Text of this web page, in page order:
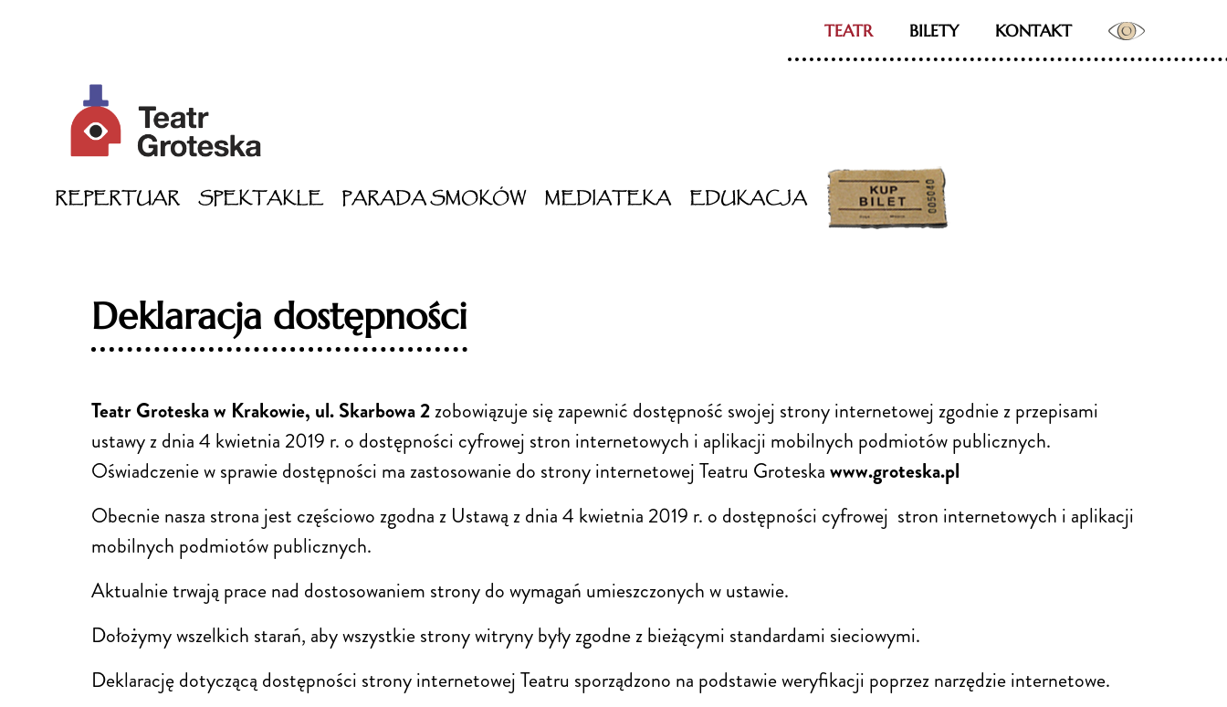
TEATR BILETY KONTAKT
REPERTUAR SPEKTAKLE PARADA SMOKÓW MEDIATEKA EDUKACJA
Deklaracja dostępności
Teatr Groteska w Krakowie, ul. Skarbowa 2zobowiązuje się zapewnić dostępność swojej strony internetowej zgodnie z przepisami
ustawy z dnia 4 kwietnia 2019 r. o dostępności cyfrowej stron internetowych i aplikacji mobilnych podmiotów publicznych.
Oświadczenie w sprawie dostępności ma zastosowanie do strony internetowej Teatru Groteskawww.groteska.pl
Obecnie nasza strona jest częściowo zgodna z Ustawą z dnia 4 kwietnia 2019 r. o dostępności cyfrowej stron internetowych i aplikacji
mobilnych podmiotów publicznych.
Aktualnie trwają prace nad dostosowaniem strony do wymagań umieszczonych w ustawie.
Dołożymy wszelkich starań, aby wszystkie strony witryny były zgodne z bieżącymi standardami sieciowymi.
Deklarację dotyczącą dostępności strony internetowej Teatru sporządzono na podstawie weryfikacji poprzez narzędzie internetowe.